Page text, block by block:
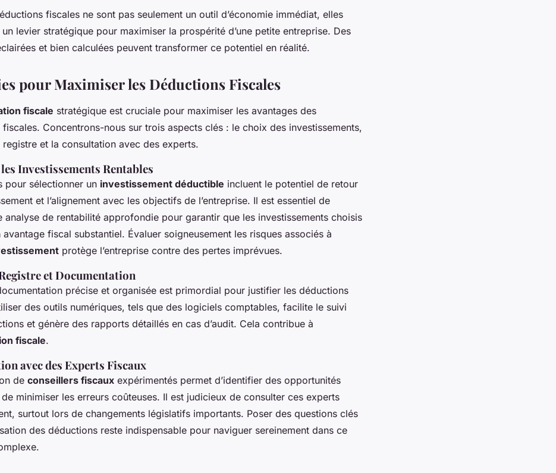
fiscales ne sont pas seulement un outil d’économie immédiat, elles
levier stratégique pour maximiser la prospérité d’une petite entreprise. Des
et bien calculées peuvent transformer ce potentiel en réalité.
pour Maximiser les Déductions Fiscales
fiscale stratégique est cruciale pour maximiser les avantages des
Concentrons-nous sur trois aspects clés : le choix des investissements,
registre et la consultation avec des experts.
Investissements Rentables
pour sélectionner un investissement déductible incluent le potentiel de retour
et l’alignement avec les objectifs de l’entreprise. Il est essentiel de
analyse de rentabilité approfondie pour garantir que les investissements choisis
fiscal substantiel. Évaluer soigneusement les risques associés à
protège l’entreprise contre des pertes imprévues.
et Documentation
précise et organisée est primordial pour justifier les déductions
des outils numériques, tels que des logiciels comptables, facilite le suivi
et génère des rapports détaillés en cas d’audit. Cela contribue à
fiscale.
avec des Experts Fiscaux
de conseillers fiscaux expérimentés permet d’identifier des opportunités
minimiser les erreurs coûteuses. Il est judicieux de consulter ces experts
surtout lors de changements législatifs importants. Poser des questions clés
des déductions reste indispensable pour naviguer sereinement dans ce